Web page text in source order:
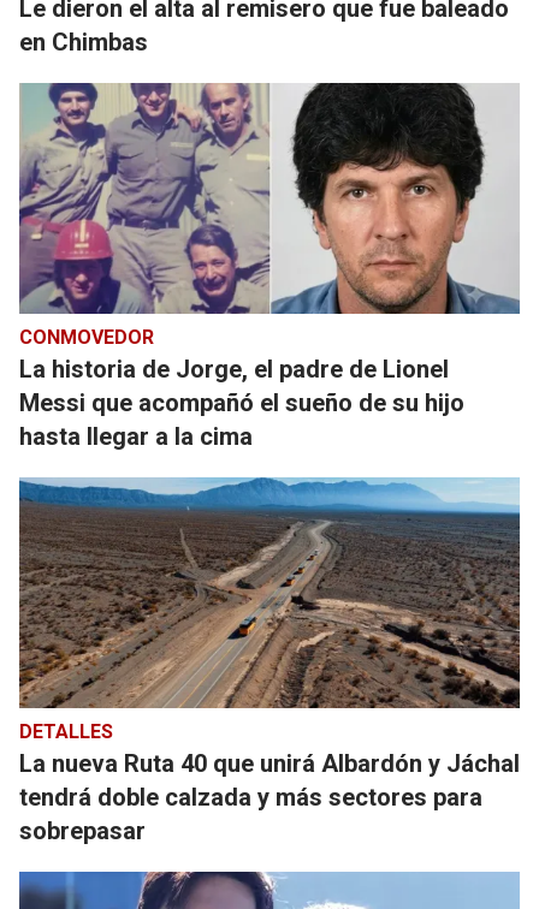
Le dieron el alta al remisero que fue baleado
en Chimbas
CONMOVEDOR
La historia de Jorge, el padre de Lionel
Messi que acompañó el sueño de su hijo
hasta llegar a la cima
DETALLES
La nueva Ruta 40 que unirá Albardón y Jáchal
tendrá doble calzada y más sectores para
sobrepasar